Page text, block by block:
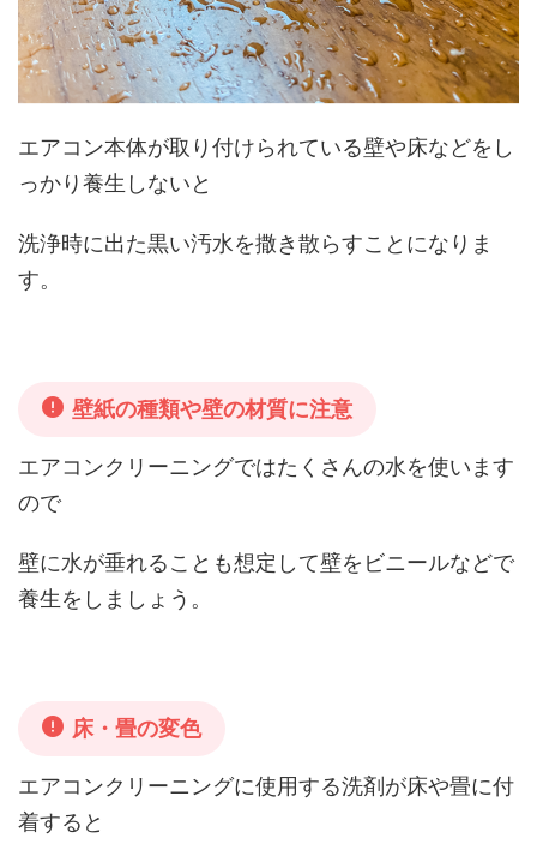
エアコン本体が取り付けられている壁や床などをし
っかり養生しないと
洗浄時に出た黒い汚水を撒き散らすことになりま
す。
壁紙の種類や壁の材質に注意
エアコンクリーニングではたくさんの水を使います
ので
壁に水が垂れることも想定して壁をビニールなどで
養生をしましょ う。
床・畳の変色
エアコンクリーニングに使用する洗剤が床や畳に付
着すると